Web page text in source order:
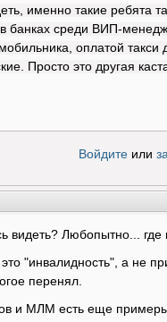
именно такие ребята
банках среди ВИП-
оплатой такси
Просто это другая
Войдитеили
видеть? Любопытно...
"инвалидность", а не
перенял.
и МЛМ есть еще